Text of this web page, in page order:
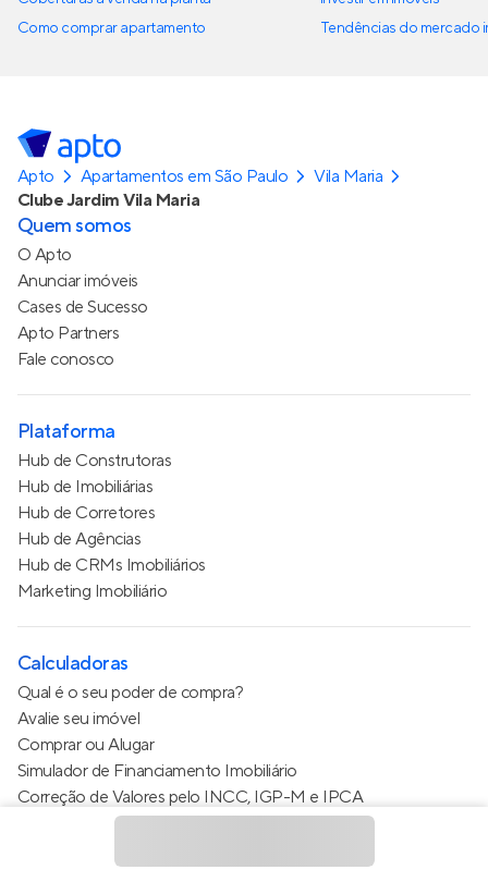
Como comprar apartamento
Tendências do mercado
Apto Apartamentos em São Paulo
Vila Maria
Clube Jardim Vila Maria
Quem somos
O Apto
Anunciar imóveis
Cases de Sucesso
Apto Partners
Fale conosco
Plataforma
Hub de Construtoras
Hub de Imobiliárias
Hub de Corretores
Hub de Agências
Hub de CRMs Imobiliários
Marketing Imobiliário
Calculadoras
Qual é o seu poder de compra?
Avalie seu imóvel
Comprar ou Alugar
Simulador de Financiamento Imobiliário
Correção de Valores pelo INCC, IGP-M e IPCA
Estimativa de valor do condomínio